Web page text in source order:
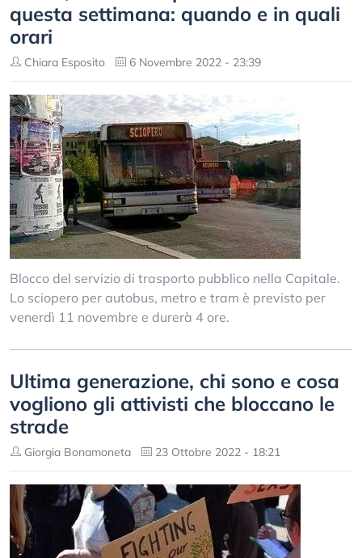
questa settimana: quando e in quali
orari
Chiara Esposito 6 Novembre 2022 - 23:39
Blocco del servizio di trasporto pubblico nella Capitale.
Lo sciopero per autobus, metro e tram è previsto per
venerdì 11 novembre e durerà 4 ore.
Ultima generazione, chi sono e cosa
vogliono gli attivisti che bloccano le
strade
Giorgia Bonamoneta 23 Ottobre 2022 - 18:21